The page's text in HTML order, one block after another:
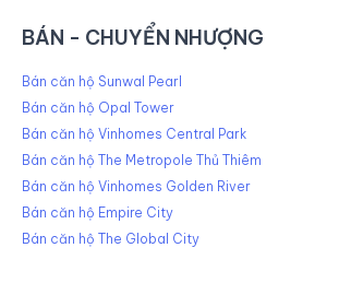
BÁN - CHUYỂN NHƯỢNG
Bán căn hộ Sunwal Pearl
Bán căn hộ Opal Tower
Bán căn hộ Vinhomes Central Park
Bán căn hộ The Metropole Thủ Thiêm
Bán căn hộ Vinhomes Golden River
Bán căn hộ Empire City
Bán căn hộ The Global City